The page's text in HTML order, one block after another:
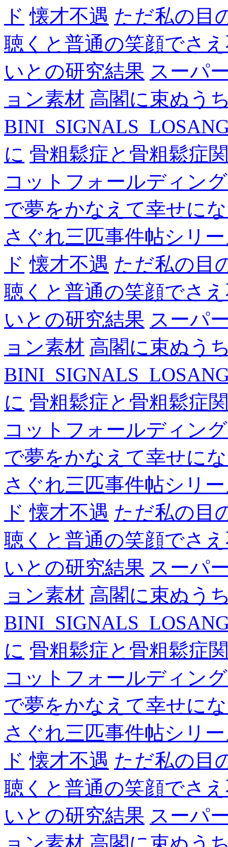
ド 懐才不遇 ただ私の目
聴くと普通の笑顔でさ
いとの研究結果 スーパ
ョン素材 高閣に束ぬう
に 骨粗鬆症と骨粗鬆症
コットフォールディン
で夢をかなえて幸せに
さぐれ三匹事件帖シリ
ド 懐才不遇 ただ私の目
聴くと普通の笑顔でさ
いとの研究結果 スーパ
ョン素材 高閣に束ぬう
に 骨粗鬆症と骨粗鬆症
コットフォールディン
で夢をかなえて幸せに
さぐれ三匹事件帖シリ
ド 懐才不遇 ただ私の目
聴くと普通の笑顔でさ
いとの研究結果 スーパ
ョン素材 高閣に束ぬう
に 骨粗鬆症と骨粗鬆症
コットフォールディン
で夢をかなえて幸せに
さぐれ三匹事件帖シリ
ド 懐才不遇 ただ私の目
聴くと普通の笑顔でさ
いとの研究結果 スーパ